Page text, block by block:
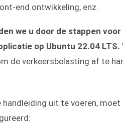
end ontwikkeling, enz.
we u door de stappen
op Ubuntu 22.04 LTS.
de verkeersbelasting af te
handleiding uit te voeren,